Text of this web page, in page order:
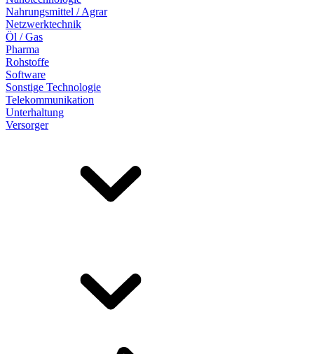
Nahrungsmittel / Agrar
Netzwerktechnik
Öl / Gas
Pharma
Rohstoffe
Software
Sonstige Technologie
Telekommunikation
Unterhaltung
Versorger